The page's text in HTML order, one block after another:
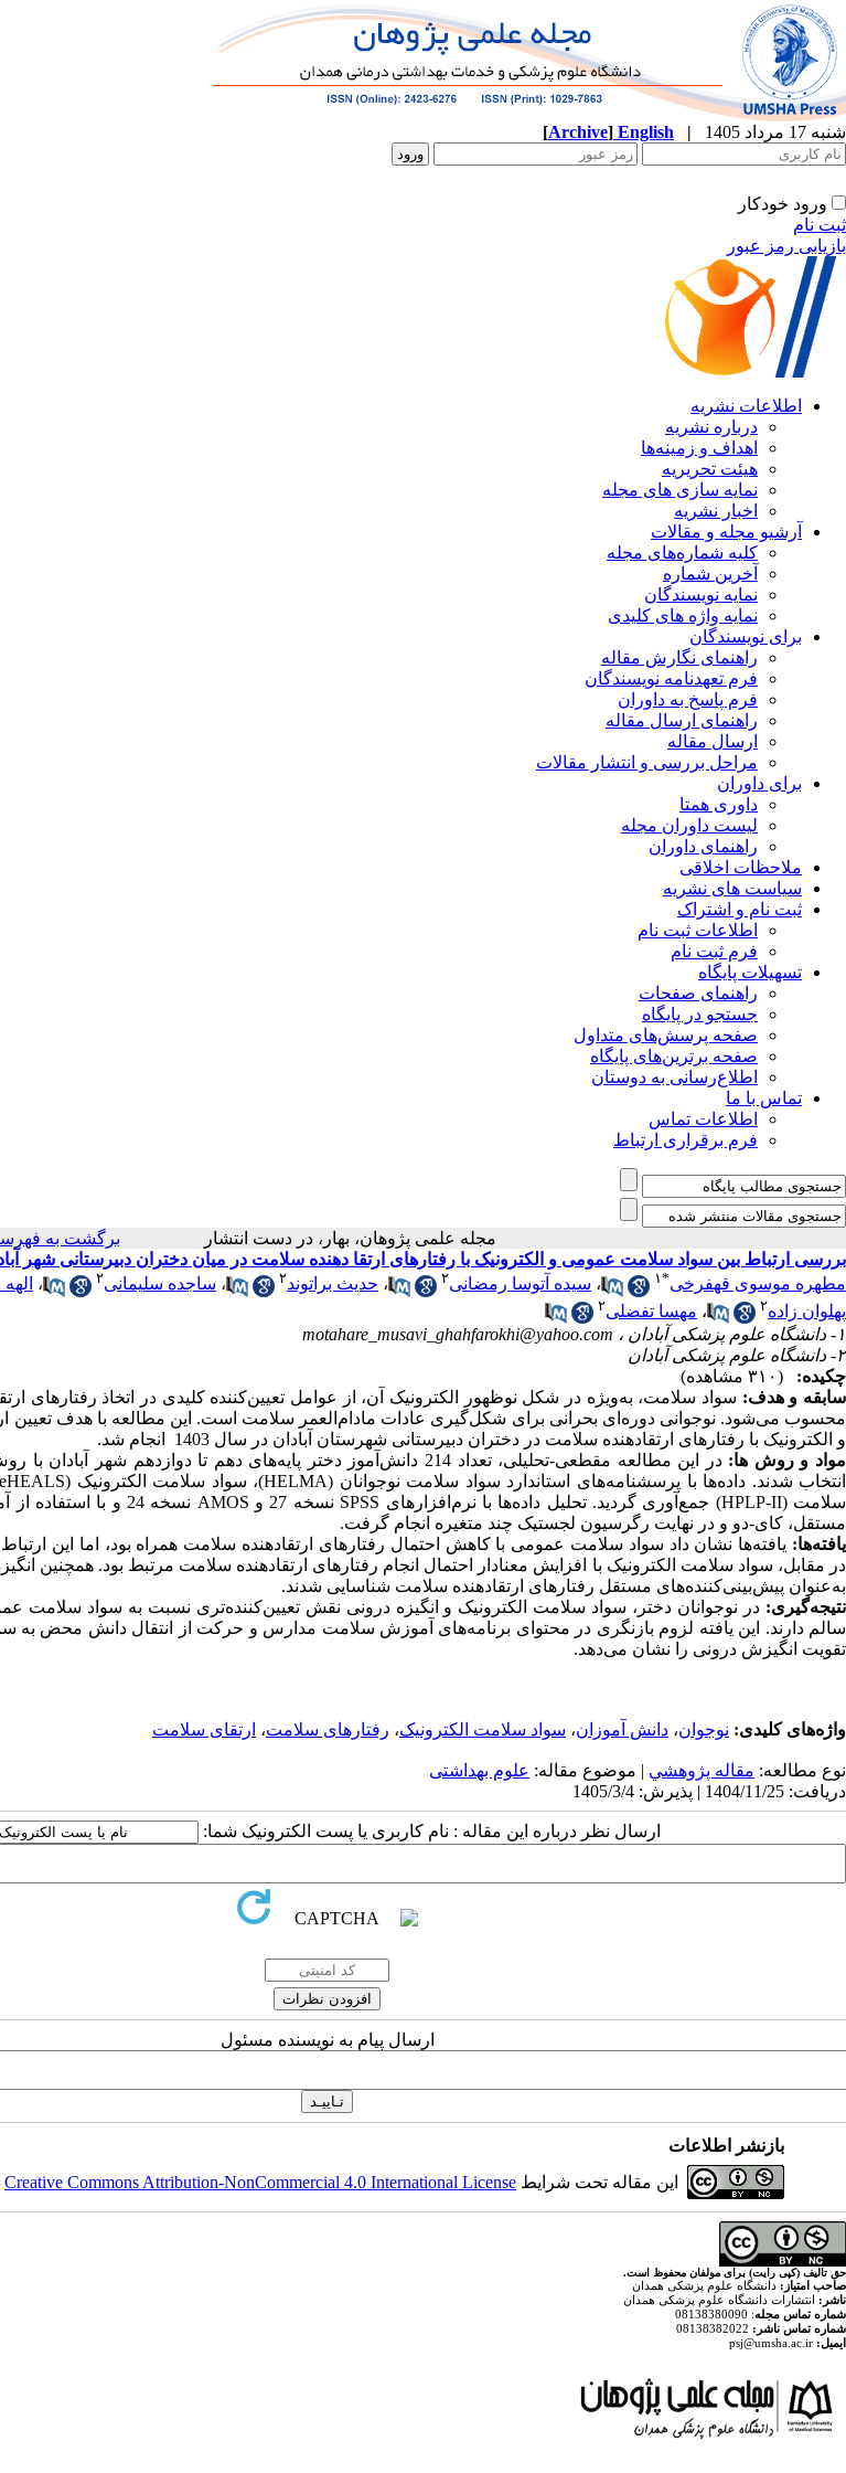
شنبه 17 مرداد 1405 |
English
[Archive]
ورود خودکار
ثبت نام
بازیابی رمز عبور
اطلاعات نشریه
درباره نشریه
اهداف و زمینه‌ها
هیئت تحریریه
نمایه سازی های مجله
اخبار نشریه
آرشیو مجله و مقالات
کلیه شماره‌های مجله
آخرین شماره
نمایه نویسندگان
نمایه واژه های کلیدی
برای نویسندگان
راهنمای نگارش مقاله
فرم تعهدنامه نویسندگان
فرم پاسخ به داوران
راهنمای ارسال مقاله
ارسال مقاله
مراحل بررسی و انتشار مقالات
برای داوران
داوری همتا
لیست داوران مجله
راهنمای داوران
ملاحظات اخلاقی
سیاست های نشریه
ثبت نام و اشتراک
اطلاعات ثبت نام
فرم ثبت نام
تسهیلات پایگاه
راهنمای صفحات
جستجو در پایگاه
صفحه پرسش‌های متداول
صفحه برترین‌های پایگاه
اطلاع‌رسانی به دوستان
تماس با ما
اطلاعات تماس
فرم برقراری ارتباط
مجله علمی پژوهان، بهار، در دست انتشار برگشت به
بررسی ارتباط بین سواد سلامت عمومی و الکترونیک با رفتارهای ارتقا دهنده سلامت در میان دختران دبیرستانی شهر آبادان
مطهره موسوی قهفرخی*۱ ، سیده آتوسا رمضانی۲ ، حدیث براتوند۲ ، ساجده سلیمانی۲ ،
پهلوان زاده۲ ، مهسا تفضلی۲
۱- دانشگاه علوم پزشکی آبادان ،
motahare_musavi_ghahfarokhi@yahoo.com
۲- دانشگاه علوم پزشکی آبادان
چکیده:
(۳۱۰ مشاهده)
سابقه و هدف: سواد سلامت، به‌ویژه در شکل نوظهور الکترونیک آن، از عوامل تعیین‌کننده کلیدی در اتخاذ رفتارهای
محسوب می‌شود. نوجوانی دوره‌ای بحرانی برای شکل‌گیری عادات مادام‌العمر سلامت است. این مطالعه با هدف
و الکترونیک با رفتارهای ارتقادهنده سلامت در دختران دبیرستانی شهرستان آبادان در سال 1403 انجام شد.
مواد و روش ها:
در این مطالعه مقطعی-تحلیلی، تعداد 214 دانش‌آموز دختر پایه‌های دهم تا دوازدهم
انتخاب شدند. داده‌ها با پرسشنامه‌های استاندارد سواد سلامت نوجوانان (HELMA) ، سواد سلامت الکترونیک (eHEALS)
سلامت (HPLP-II) جمع‌آوری گردید. تحلیل داده‌ها با نرم‌افزارهای SPSS نسخه 27 و AMOS
نسخه 24 و با
مستقل، کای-دو و در نهایت رگرسیون لجستیک چند متغیره انجام گرفت.
یافته‌ها: یافته‌ها نشان داد سواد سلامت عمومی با کاهش احتمال رفتارهای ارتقا‌دهنده سلامت همراه بود، اما این ارتباط
در مقابل، سواد سلامت الکترونیک با افزایش معنادار احتمال انجام رفتارهای ارتقا‌دهنده سلامت مرتبط بود. همچنین
به‌عنوان پیش‌بینی‌کننده‌های مستقل رفتارهای ارتقا‌دهنده سلامت شناسایی شدند.
نتیجه‌گیری: در نوجوانان دختر، سواد سلامت الکترونیک و انگیزه درونی نقش تعیین‌کننده‌تری نسبت به سواد سلامت
سالم دارند. این یافته لزوم بازنگری در محتوای برنامه‌های آموزش سلامت مدارس و حرکت از انتقال دانش محض به
تقویت انگیزش درونی را نشان می‌دهد.
واژه‌های کلیدی: نوجوان، دانش آموزان، سواد سلامت الکترونیک، رفتارهای سلامت، ارتقای سلامت
نوع مطالعه: مقاله پژوهشي | موضوع مقاله: علوم بهداشتی
دریافت: 1404/11/25 | پذیرش: 1405/3/4
ارسال نظر درباره این مقاله : نام کاربری یا پست الکترونیک شما:
ارسال پیام به نویسنده مسئول
بازنشر اطلاعات
این مقاله تحت شرایط Creative Commons Attribution-NonCommercial 4.0 International License
حق تالیف (کپی رایت) برای مولفان محفوظ است.
صاحب امتیاز: دانشگاه علوم پزشکی همدان
ناشر: انتشارات دانشگاه علوم پزشکی همدان
شماره تماس مجله: 08138380090
شماره تماس ناشر:
ایمیل: